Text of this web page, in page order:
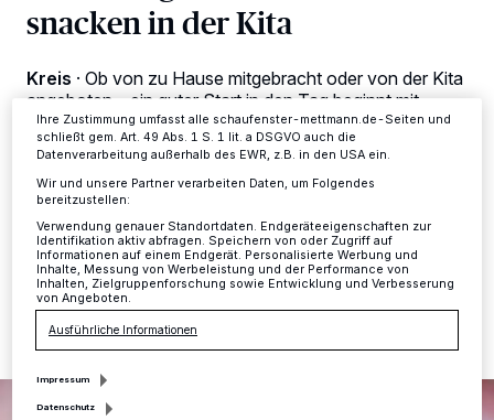
snacken in der Kita
Kreis · Ob von zu Hause mitgebracht oder von der Kita
angeboten – ein guter Start in den Tag beginnt mit
einem ausgewogenen und leckeren Frühstück. Jetzt
fand die Weiterbildung „Nachhaltig frühstücken und
snacken“ der Lott-jonn Initiative Kinder- und
Jugendgesundheit des Kreisgesundheitsamtes statt.
19.05.2025 , 12:21 Uhr Eine Minute Lesezeit
Anzeigen möglicherweise nicht mehr so relevant für Sie. Sie können
dieses Menü jederzeit wieder aufrufen, um Ihre Einstellungen zu
ändern oder Ihre Einwilligung zu widerrufen, indem Sie auf den Link
Ihre Einstellungen gelten innerhalb unseres Website. Weitere
Informationen finden Sie in unserer Datenschutzerklärung.
Ihre Zustimmung umfasst alle schaufenster-mettmann.de-Seiten und
schließt gem. Art. 49 Abs. 1 S. 1 lit. a DSGVO auch die
Datenverarbeitung außerhalb des EWR, z.B. in den USA ein.
Wir und unsere Partner verarbeiten Daten, um Folgendes
bereitzustellen:
Verwendung genauer Standortdaten. Endgeräteeigenschaften zur
Identifikation aktiv abfragen. Speichern von oder Zugriff auf
Informationen auf einem Endgerät. Personalisierte Werbung und
Inhalte, Messung von Werbeleistung und der Performance von
Inhalten, Zielgruppenforschung sowie Entwicklung und Verbesserung
von Angeboten.
Ausführliche Informationen
Impressum
Datenschutz